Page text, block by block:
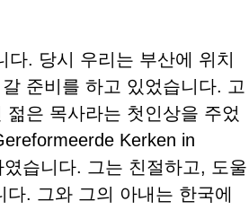
. 당시 우리는 부산에 위치
준비를 하고 있었습니다. 고
은 목사라는 첫인상을 주었
Kerken in
습니다. 그는 친절하고, 도울
. 그와 그의 아내는 한국에